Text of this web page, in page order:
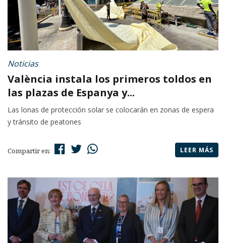
Noticias
València instala los primeros toldos en
las plazas de Espanya y...
Las lonas de protección solar se colocarán en zonas de espera
y tránsito de peatones
Compartir en: LEER MÁS